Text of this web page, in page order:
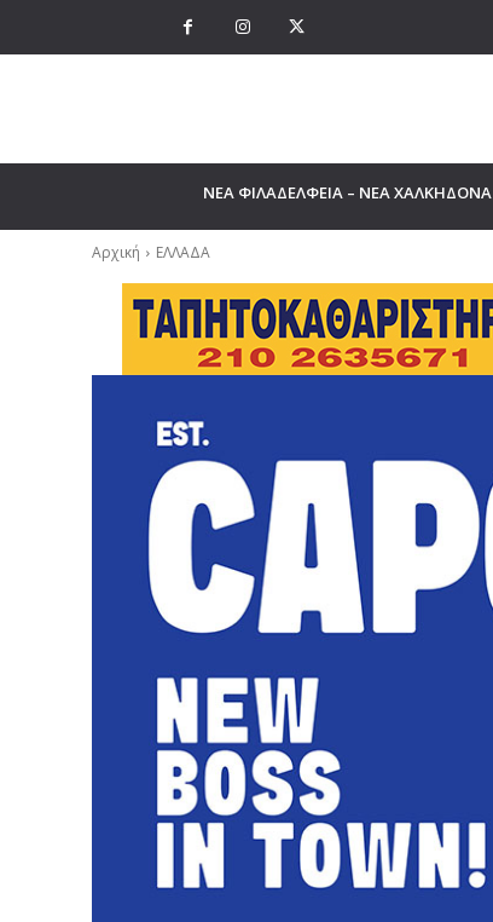
ΝΕΑ ΦΙΛΑΔΕΛΦΕΙΑ – ΝΕΑ ΧΑΛΚΗΔΟΝΑ
Αρχική ΕΛΛΑΔΑ